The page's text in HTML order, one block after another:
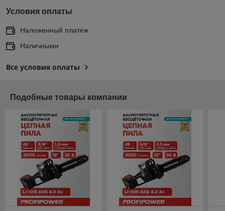
Условия оплаты
Наложенный платеж
Наличными
Все условия оплаты
Подобные товары компании